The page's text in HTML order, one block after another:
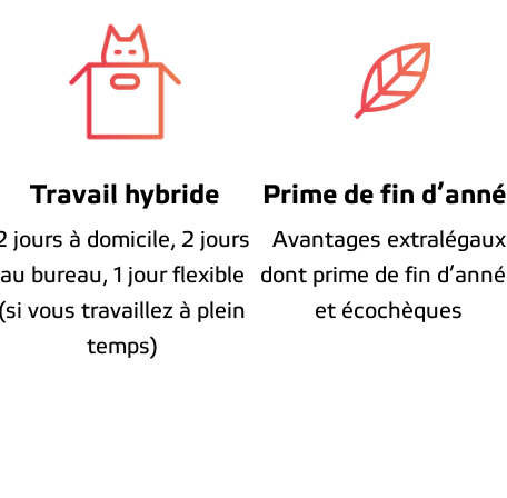
Travail hybride
jours à domicile, 2 jours
au bureau, 1 jour flexible
(si vous travaillez à plein
Prime de fin
Avantages extralégaux
dont prime de fin
et écochèques